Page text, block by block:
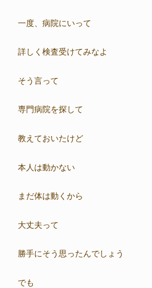
一度、病院にいって
詳しく検査受けてみなよ
そう言って
専門病院を探して
教えておいたけど
本人は動かない
まだ体は動くから
大丈夫って
勝手にそう思ったんでしょう
でも